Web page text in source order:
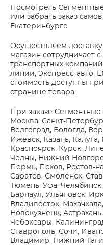
Посмотреть
или забрать заказ
Екатеринбурге.
Осуществляем
магазин сотрудничает
транспортных
линии, Экспресс-авто,
стоимость доступны
странице товара.
При заказе
Москва, Санкт-
Волгоград, Вологда,
Ижевск, Казань,
Красноярск, Курск,
Челны, Нижний
Пермь, Псков, Ростов-
Саратов, Смоленск,
Тюмень, Уфа,
Барнаул, Ульяновск,
Владивосток,
Новокузнецк,
Чебоксары,
Ставрополь, Сочи,
Владимир, Нижний